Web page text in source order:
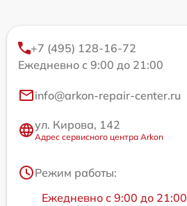
+7 (495) 128-16-72
Ежедневно с 9:00 до 21:00
info@arkon-repair-center.ru
ул. Кирова, 142
Адрес сервисного центра Arkon
Режим работы:
Ежедневно с 9:00 до 21:00